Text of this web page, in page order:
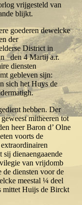
vrijgesteld van
blijkt.
goederen dewelcke
der
District in
den 4 Martij a.r.
diensten
gebleven sijn:
sich het Huys de
hebben. Der
mitheeren tot
heer Baron d’ Olne
voorts de
sij dienaengaaende
van vrijdomb
de diensten voor de
meestal ¼ deel
mittet Huijs de Birckt